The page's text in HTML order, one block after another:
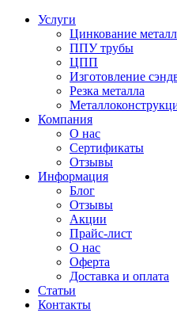
Услуги
Цинкование
ППУ трубы
ЦПП
Изготовление
Резка металла
Компания
О нас
Сертификаты
Отзывы
Информация
Блог
Отзывы
Акции
Прайс-лист
О нас
Оферта
Доставка и оплата
Статьи
Контакты